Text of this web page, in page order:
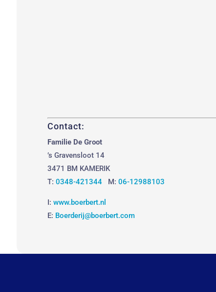
Contact:
Familie De Groot
’s Gravensloot 14
3471 BM KAMERIK
T:0348-421344 M:06-12988103
I:www.boerbert.nl
E: Boerderij@boerbert.com